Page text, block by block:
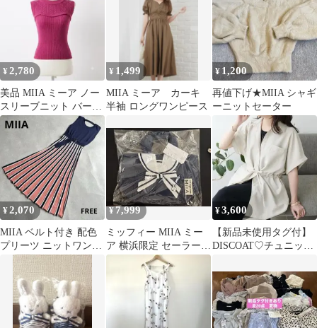
¥2,780
美品 MIIA ミーア ノー
スリーブニット バーガ
ンディ ケーブル切替 F
¥ 1,499
MIIA ミーア カーキ
半袖 ロングワンピース
¥ 1,200
再値下げ★MIIA シャギ
ーニットセーター
¥2,070
MIIA ベルト付き 配色
プリーツ ニットワンピ
ース ストライプ柄 ロン
グ丈 F
¥7,999
ミッフィー MIIA ミー
ア 横浜限定 セーラー
トートバッグ
¥3,600
【新品未使用タグ付】
DISCOAT♡チュニック